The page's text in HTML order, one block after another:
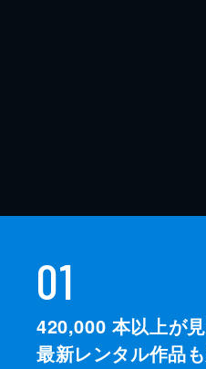
01
420,000 本以上が
最新レンタル作品も